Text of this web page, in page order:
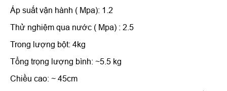
Áp suất vận hành ( Mpa): 1.2
Thử nghiệm qua nước ( Mpa) : 2.5
Trong lượng bột: 4kg
Tổng trọng lượng bình: ~5.5 kg
Chiều cao: ~ 45cm